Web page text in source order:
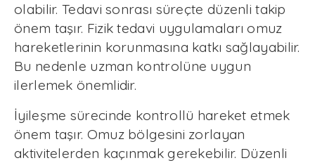
olabilir. Tedavi sonrası süreçte düzenli takip
önem taşır. Fizik tedavi uygulamaları omuz
hareketlerinin korunmasına katkı sağlayabilir.
Bu nedenle uzman kontrolüne uygun
ilerlemek önemlidir.
İyileşme sürecinde kontrollü hareket etmek
önem taşır. Omuz bölgesini zorlayan
aktivitelerden kaçınmak gerekebilir. Düzenli